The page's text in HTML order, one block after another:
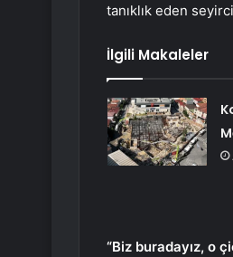
tanıklık eden
İlgili Makaleler
“Biz buradayız, o